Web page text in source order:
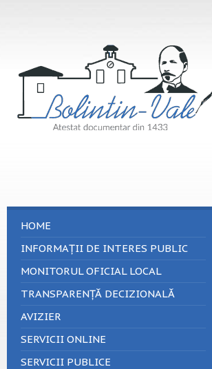
HOME
INFORMAȚII DE INTERES PUBLIC
MONITORUL OFICIAL LOCAL
TRANSPARENȚĂ DECIZIONALĂ
AVIZIER
SERVICII ONLINE
SERVICII PUBLICE